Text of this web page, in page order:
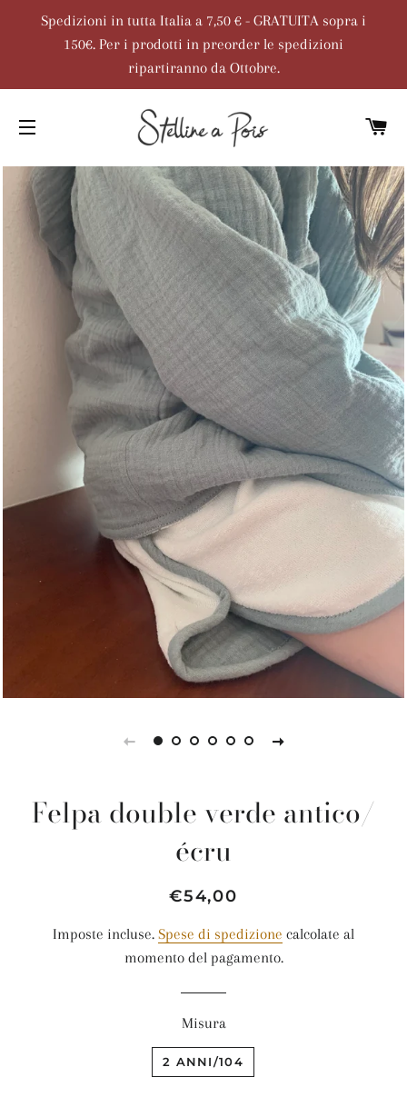
Spedizioni in tutta Italia a 7,50 € - GRATUITA sopra i
150€. Per i prodotti in preorder le spedizioni
ripartiranno da Ottobre.
NAVIGAZIONE DEL SITO
Felpa double verde antico/
écru
Prezzo
listino
Prezzo
€54,00
Imposte incluse. Spese di spedizione calcolate al
momento del pagamento.
Misura
2 ANNI/104